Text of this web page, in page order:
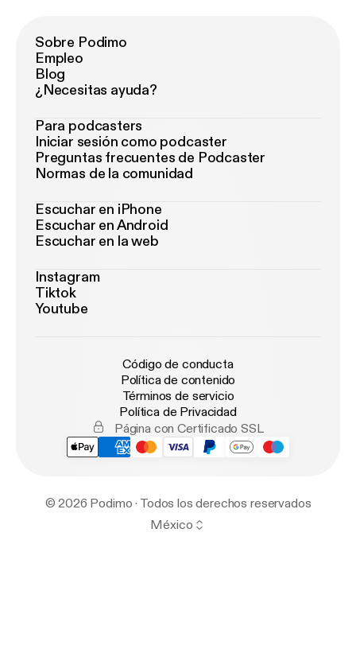
Sobre Podimo
Empleo
Blog
¿Necesitas ayuda?
Para podcasters
Iniciar sesión como podcaster
Preguntas frecuentes de Podcaster
Normas de la comunidad
Escuchar en iPhone
Escuchar en Android
Escuchar en la web
Instagram
Tiktok
Youtube
Código de conducta
Política de contenido
Términos de servicio
Política de Privacidad
Página con Certificado SSL
© 2026 Podimo · Todos los derechos reservados
México